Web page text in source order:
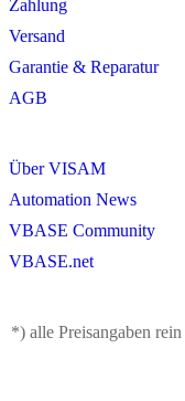
Zahlung
Versand
Garantie & Reparatur
AGB
Über VISAM
Automation News
VBASE Community
VBASE.net
*) alle Preisangaben